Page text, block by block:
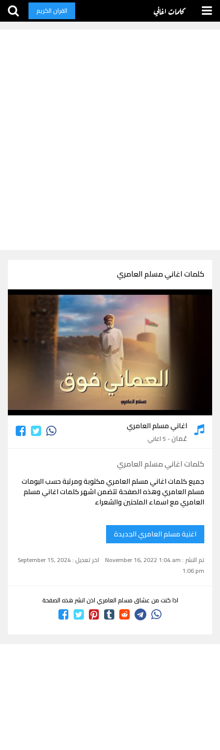
كلمات اغاني القران الكريم
كلمات اغاني مسلم العامري
كلمات اغاني مسلم العامري
اغاني مسلم العامري
عُمان- 5 اغاني
كلمات اغاني مسلم العامري
جميع كلمات اغاني مسلم العامري مكتوبة ومرتبة حسب البومات
مسلم العامري وهذه الصفحة تتضمن اشهر كلمات اغاني مسلم
العامري مع اسماء الملحنين والشعراء
اغنية مسلم العامري الجديدة
تم النشر : November 16, 2022 1:04 am
اخر تعديل : September 15, 2024
1:06 pm
اذا كنت من عشاق مسلم العامري اذن انشر هذه الصفحة